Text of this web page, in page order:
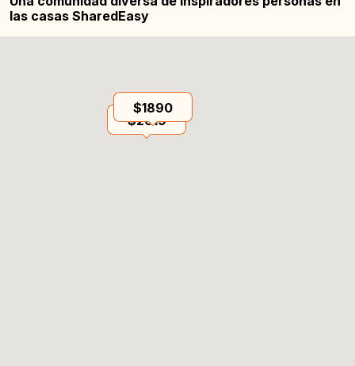
las casas SharedEasy
$2019
$1890